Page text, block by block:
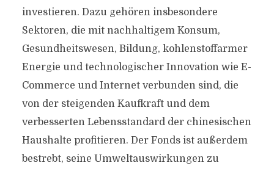
investieren. Dazu gehören insbesondere
Sektoren, die mit nachhaltigem Konsum,
Gesundheitswesen, Bildung, kohlenstoffarmer
Energie und technologischer Innovation wie E-
Commerce und Internet verbunden sind, die
von der steigenden Kaufkraft und dem
verbesserten Lebensstandard der chinesischen
Haushalte profitieren. Der Fonds ist außerdem
bestrebt, seine Umweltauswirkungen zu